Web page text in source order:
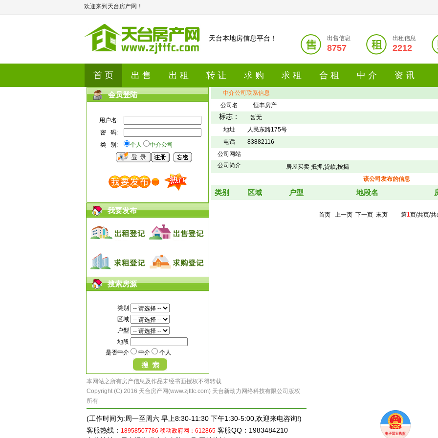
欢迎来到天台房产网！
天台本地房信息平台！ 出租信息
2212
出售信息
8757
首 页 出 售 出 租 转 让 求 购 求 租 合 租 中 介 资 讯
会员登陆
用户名:
密 码:
类 别:
个人 中介公司
我要发布
搜索房源
类别
区域
户型
地段
是否中介
中介 个人
中介公司联系信息
公司名
恒丰房产
标志：
暂无
地址
人民东路175号
电话
83882116
公司网站
公司简介
房屋买卖 抵押,贷款,按揭
该公司发布的信息
类别 区域 户型 地段名
首页 上一页 下一页 末页 第1页/共页/
本网站之所有房产信息及作品未经书面授权不得转载
Copyright (C) 2016 天台房产网(www.zjttfc.com) 天台新动力网络科技有限公司版权
所有
(工作时间为:周一至周六 早上8:30-11:30 下午1:30-5:00,欢迎来电咨询!)
客服热线： 18958507786 移动政府网：612865 客服QQ：1983484210